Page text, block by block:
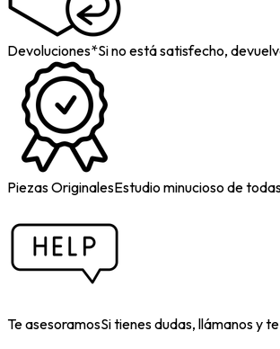
Devoluciones*Si no está satisfecho,
Piezas OriginalesEstudio minucioso de
Te asesoramosSi tienes dudas, llámanos y